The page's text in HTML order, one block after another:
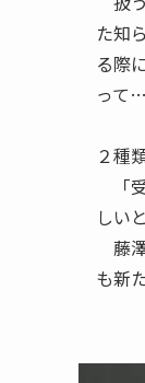
た知
る際
って
２種
「
しい
藤
も新